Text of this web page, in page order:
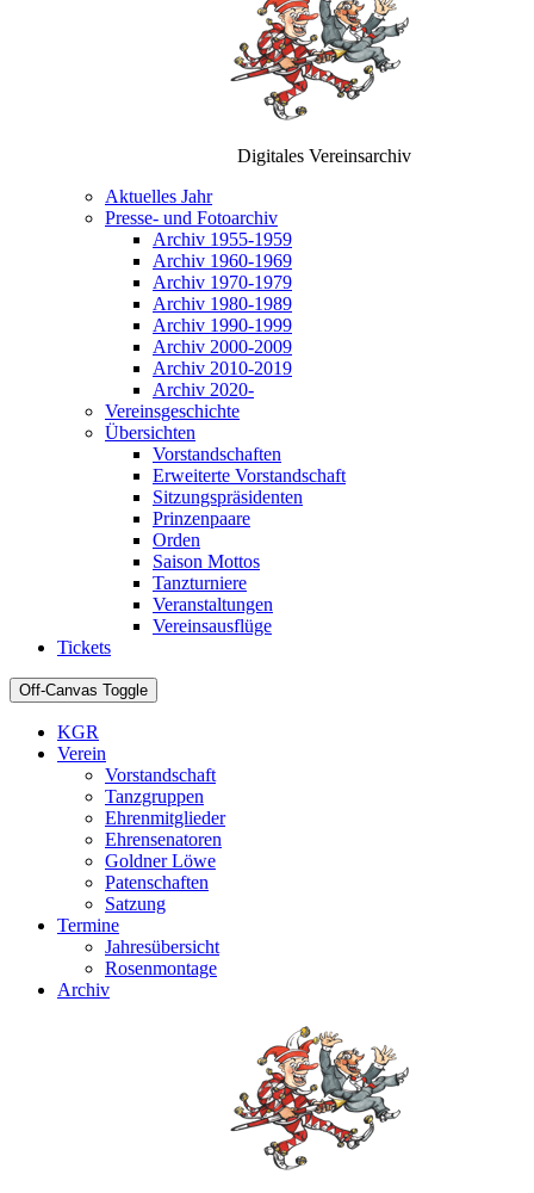
Digitales Vereinsarchiv
Aktuelles Jahr
Presse- und Fotoarchiv
Archiv 1955-1959
Archiv 1960-1969
Archiv 1970-1979
Archiv 1980-1989
Archiv 1990-1999
Archiv 2000-2009
Archiv 2010-2019
Archiv 2020-
Vereinsgeschichte
Übersichten
Vorstandschaften
Erweiterte Vorstandschaft
Sitzungspräsidenten
Prinzenpaare
Orden
Saison Mottos
Tanzturniere
Veranstaltungen
Vereinsausflüge
Tickets
Off-Canvas Toggle
KGR
Verein
Vorstandschaft
Tanzgruppen
Ehrenmitglieder
Ehrensenatoren
Goldner Löwe
Patenschaften
Satzung
Termine
Jahresübersicht
Rosenmontage
Archiv